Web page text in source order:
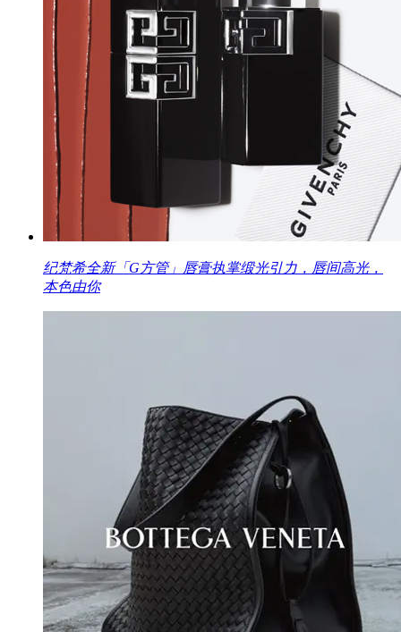
纪梵希全新「G方管」唇膏执掌缎光引力，唇间高光，
本色由你